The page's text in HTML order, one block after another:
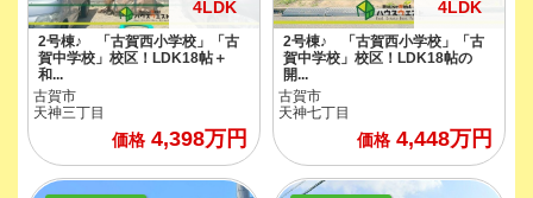
4LDK
2号棟♪ 「古賀西小学校」「古
賀中学校」校区！LDK18帖＋
和...
古賀市
天神三丁目
価格4,398万円
4LDK
2号棟♪ 「古賀西小学校」「古
賀中学校」校区！LDK18帖の
開...
古賀市
天神七丁目
価格4,448万円